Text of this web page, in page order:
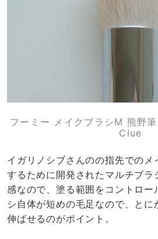
フーミー メイクブラシM 熊野
Clue
イガリノシブさんのの指先でのメ
するために開発されたマルチブラ
感なので、塗る範囲をコントロー
シ自体が短めの毛足なので、とに
伸ばせるのがポイント。